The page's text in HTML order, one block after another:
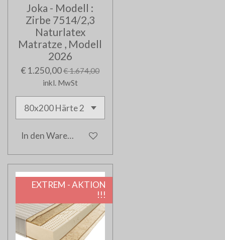
Joka - Modell :
Zirbe 7514/2,3
Naturlatex
Matratze , Modell
2026
€ 1.250,00€ 1.674,00
inkl. MwSt
In den Warenkorb
EXTREM - AKTION
!!!